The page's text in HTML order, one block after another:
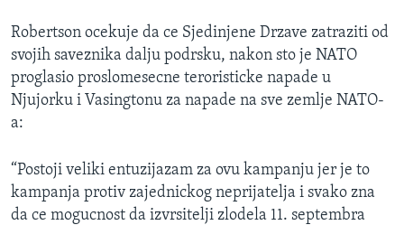
Robertson ocekuje da ce Sjedinjene Drzave zatraziti od
svojih saveznika dalju podrsku, nakon sto je NATO
proglasio proslomesecne teroristicke napade u
Njujorku i Vasingtonu za napade na sve zemlje NATO-
a:
“Postoji veliki entuzijazam za ovu kampanju jer je to
kampanja protiv zajednickog neprijatelja i svako zna
da ce mogucnost da izvrsitelji zlodela 11. septembra